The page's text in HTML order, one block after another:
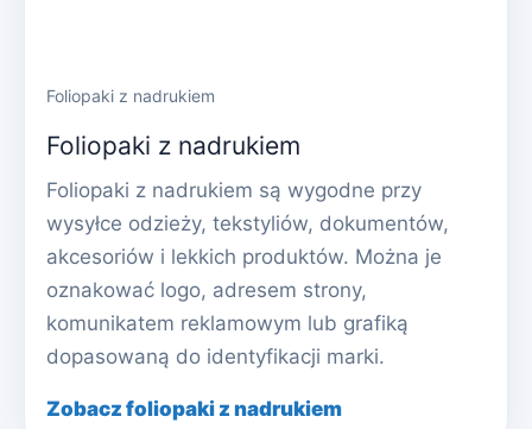
Foliopaki z nadrukiem
Foliopaki z nadrukiem
Foliopaki z nadrukiem są wygodne przy
wysyłce odzieży, tekstyliów, dokumentów,
akcesoriów i lekkich produktów. Można je
oznakować logo, adresem strony,
komunikatem reklamowym lub grafiką
dopasowaną do identyfikacji marki.
Zobacz foliopaki z nadrukiem